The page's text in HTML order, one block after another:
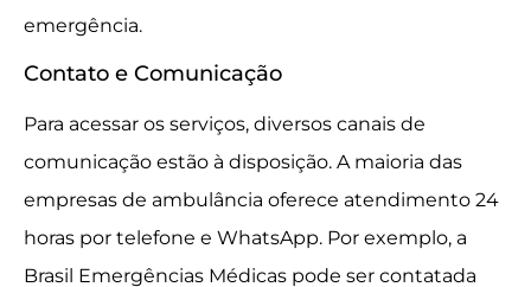
emergência.
Contato e Comunicação
Para acessar os serviços, diversos canais de
comunicação estão à disposição. A maioria das
empresas de ambulância oferece atendimento 24
horas por telefone e WhatsApp. Por exemplo, a
Brasil Emergências Médicas pode ser contatada